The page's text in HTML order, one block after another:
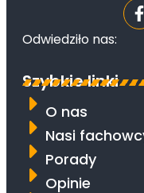
Odwiedziło nas:
Szybkie linki
O nas
Nasi
Porady
Opinie